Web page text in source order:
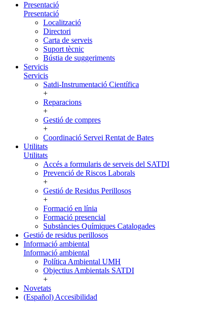
Presentació
Presentació
Localització
Directori
Carta de serveis
Suport tècnic
Bústia de suggeriments
Servicis
Servicis
Satdi-Instrumentació Científica
+
Reparacions
+
Gestió de compres
+
Coordinació Servei Rentat de Bates
Utilitats
Utilitats
Accés a formularis de serveis del SATDI
Prevenció de Riscos Laborals
+
Gestió de Residus Perillosos
+
Formació en línia
Formació presencial
Substàncies Químiques Catalogades
Gestió de residus perillosos
Informació ambiental
Informació ambiental
Política Ambiental UMH
Objectius Ambientals SATDI
+
Novetats
(Español) Accesibilidad